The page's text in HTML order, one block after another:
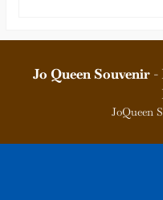
Jo Queen Souvenir -
JoQueen